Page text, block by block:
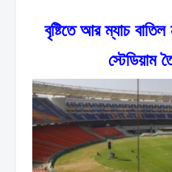
বৃষ্টিতে আর ম্যাচ
স্টেডিয়াম